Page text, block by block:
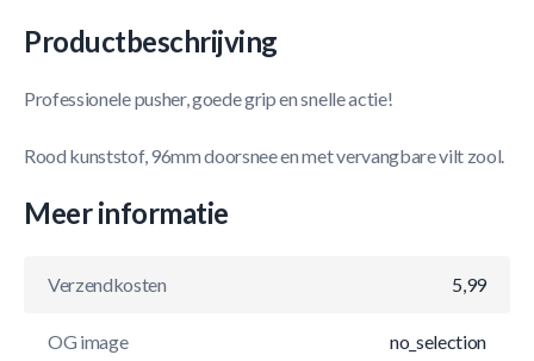
Productbeschrijving
Professionele pusher, goede grip en snelle actie!
Rood kunststof, 96mm doorsnee en met vervangbare vilt zool.
Meer informatie
Verzendkosten 5,99
OG image no_selection